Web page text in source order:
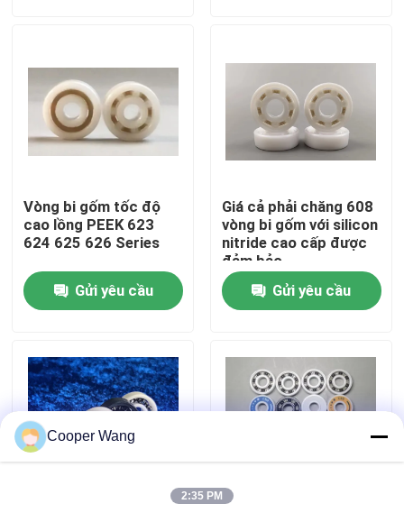
Chương trình VR
Về chúng tôi
Tham quan nhà máy
Kiểm soát chất lượng
Yêu cầu báo giá
Vòng bi gốm
Vòng bi gốm tốc độ
cao lồng PEEK 623
624 625 626 Series
Gửi yêu cầu
Giá cả phải chăng 608
vòng bi gốm với silicon
nitride cao cấp được
đảm bảo
Gửi yêu cầu
Cooper Wang
2:35 PM